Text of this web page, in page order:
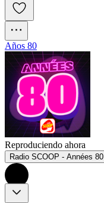
Años 80
Reproduciendo ahora
Radio SCOOP - Années 80